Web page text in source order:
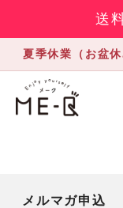
送
夏季休業（お盆
メルマガ申込